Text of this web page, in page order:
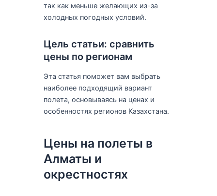
так как меньше желающих из-за
холодных погодных условий.
Цель статьи: сравнить
цены по регионам
Эта статья поможет вам выбрать
наиболее подходящий вариант
полета, основываясь на ценах и
особенностях регионов Казахстана.
Цены на полеты в
Алматы и
окрестностях